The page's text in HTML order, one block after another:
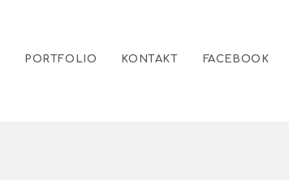
PORTFOLIO KONTAKT FACEBOOK